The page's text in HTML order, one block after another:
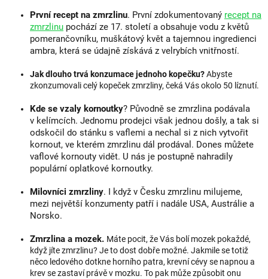
První recept na zmrzlinu. První zdokumentovaný recept na
zmrzlinu pochází ze 17. století a obsahuje vodu z květů
pomerančovníku, muškátový květ a tajemnou ingredienci
ambra, která se údajně získává z velrybích vnitřností.
Jak dlouho trvá konzumace jednoho kopečku?Abyste
zkonzumovali celý kopeček zmrzliny, čeká Vás okolo 50 líznutí.
Kde se vzaly kornoutky? Původně se zmrzlina podávala
v kelímcích. Jednomu prodejci však jednou došly, a tak si
odskočil do stánku s vaflemi a nechal si z nich vytvořit
kornout, ve kterém zmrzlinu dál prodával. Dones můžete
vaflové kornouty vidět. U nás je postupně nahradily
populární oplatkové kornoutky.
Milovníci zmrzliny. I když v Česku zmrzlinu milujeme,
mezi největší konzumenty patří i nadále USA, Austrálie a
Norsko.
Zmrzlina a mozek. Máte pocit, že Vás bolí mozek pokaždé,
když jíte zmrzlinu? Je to dost dobře možné. Jakmile se totiž
něco ledového dotkne horního patra, krevní cévy se napnou a
krev se zastaví právě v mozku. To pak může způsobit onu